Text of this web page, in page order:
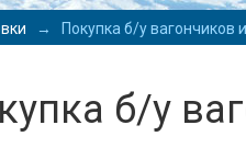
→ Покупка б/у вагончиков
б/у